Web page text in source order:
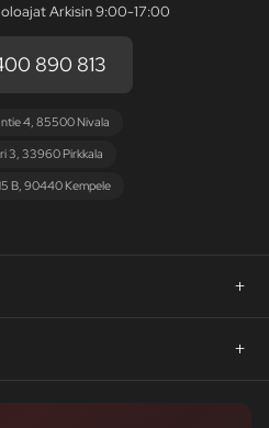
Arkisin 9:00-17:00
890 813
4, 85500 Nivala
3, 33960 Pirkkala
B, 90440 Kempele